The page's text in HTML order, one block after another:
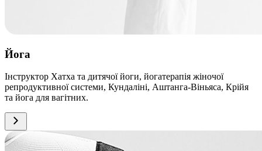
Йога
Інструктор Хатха та дитячої йоги, йогатерапія жіночої
репродуктивної системи, Кундаліні, Аштанга-Віньяса, Крійя
та йога для вагітних.